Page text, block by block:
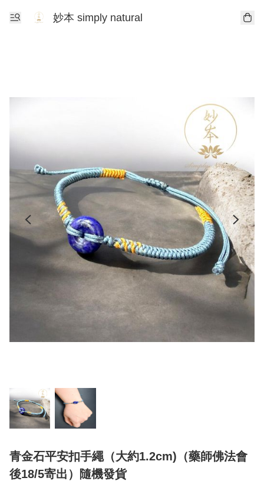
妙本 simply natural
青金石平安扣手繩（大約1.2cm)（藥師佛法會
後18/5寄出）隨機發貨